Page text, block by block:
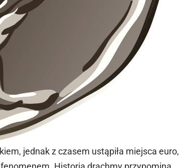
jednak z czasem ustąpiła miejsca euro,